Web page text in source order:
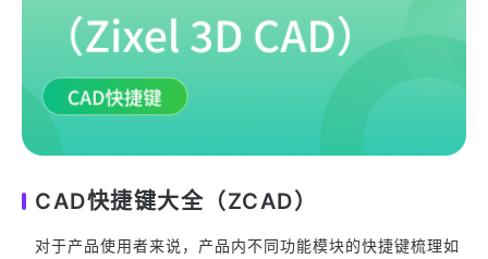
CAD快捷键大全（ZCAD）
对于产品使用者来说，产品内不同功能模块的快捷键梳理如